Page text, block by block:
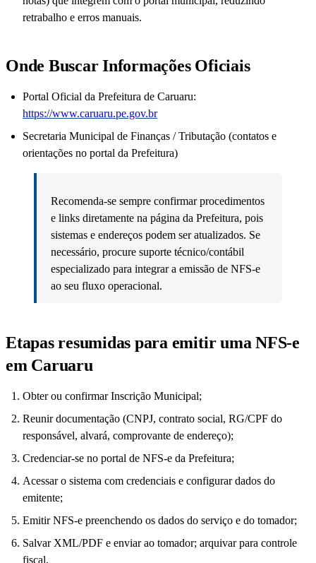
retrabalho e erros manuais.
Onde Buscar Informações Oficiais
Portal Oficial da Prefeitura de Caruaru:
https://www.caruaru.pe.gov.br
Secretaria Municipal de Finanças / Tributação (contatos e
orientações no portal da Prefeitura)
Recomenda-se sempre confirmar procedimentos
e links diretamente na página da Prefeitura, pois
sistemas e endereços podem ser atualizados. Se
necessário, procure suporte técnico/contábil
especializado para integrar a emissão de NFS-e
ao seu fluxo operacional.
Etapas resumidas para emitir uma NFS-e
em Caruaru
Obter ou confirmar Inscrição Municipal;
Reunir documentação (CNPJ, contrato social, RG/CPF do
responsável, alvará, comprovante de endereço);
Credenciar-se no portal de NFS-e da Prefeitura;
Acessar o sistema com credenciais e configurar dados do
emitente;
Emitir NFS-e preenchendo os dados do serviço e do tomador;
Salvar XML/PDF e enviar ao tomador; arquivar para controle
fiscal.